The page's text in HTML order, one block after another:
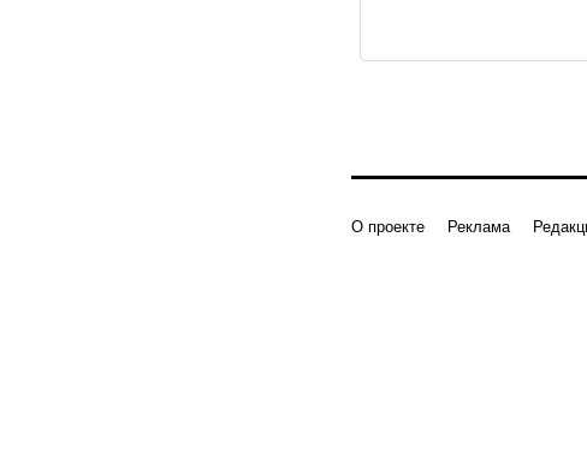
О проекте Реклама